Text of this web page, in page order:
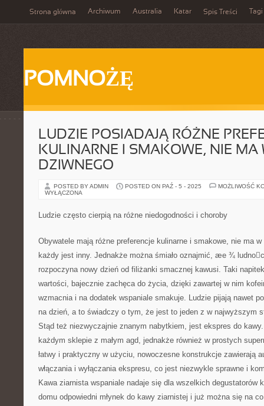
Strona główna Archiwum Australia Katar Spis Treści Tagi
POMNOŻĘ
LUDZIE POSIADAJĄ RÓŻNE
KULINARNE I SMAKOWE, NIE MA
DZIWNEGO
POSTED BY ADMIN POSTED ON PAŹ - 5 - 2025
MOŻLIWOŚĆ
WYŁĄCZONA
Ludzie często cierpią na różne niedogodności i choroby
Obywatele mają różne preferencje kulinarne i smakowe, nie ma
każdy jest inny. Jednakże można śmiało oznajmić, æe ¾
rozpoczyna nowy dzień od filiżanki smacznej kawusi. Taki
wartości, bajecznie zachęca do życia, dzięki zawartej w nim
wzmacnia i na dodatek wspaniale smakuje. Ludzie pijają nawet
na dzień, a to świadczy o tym, że jest to jeden z w najwyższym
Stąd też niezwyczajnie znanym nabytkiem, jest ekspres do
każdym sklepie z małym agd, jednakże również w prostych
łatwy i praktyczny w użyciu, nowoczesne konstrukcje zawierają
włączania i wyłączania ekspresu, co jest niezwykle sprawne i
Kawa ziarnista wspaniale nadaje się dla wszelkich degustatorów
domu odpowiedni młynek do kawy ziarnistej i już można się na